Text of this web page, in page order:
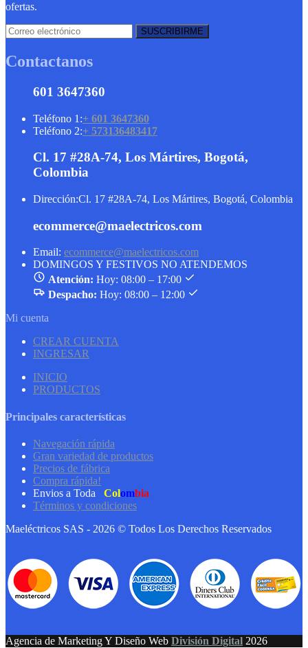
ofertas.
Contactanos
601 3647360
Teléfono 1:+ 601 3647360
Teléfono 2:+ 573136483417
Cl. 17 #28A-74, Los Mártires, Bogotá,
Colombia
Dirección:Cl. 17 #28A-74, Los Mártires, Bogotá, Colombia
ecommerce@maelectricos.com
Email: ecommerce@maelectricos.com
DOMINGOS Y FESTIVOS NO ATENDEMOS
Atención: Hoy: 08:00 – 17:00
Despacho: Hoy: 08:00 – 12:00
Mi cuenta
CREAR CUENTA
INGRESAR
INICIO
PRODUCTOS
Principales características
Navegación rápida
Gran variedad de productos
Precios de fábrica
Compra rápida!
Envios a Toda
Colombia
Términos y condiciones
Maeléctricos SAS - 2026 © Todos Los Derechos Reservados
Agencia de Marketing Y Diseño Web División Digital 2026